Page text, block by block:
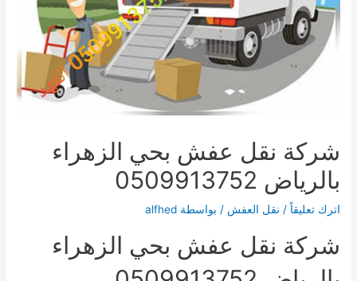
شركة نقل عفش بحي الزهراء
بالرياض 0509913752
اترك تعليقاً / نقل العفش / بواسطة alfhed
شركة نقل عفش بحي الزهراء